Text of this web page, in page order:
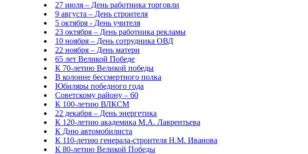
27 июля – День работника торговли
9 августа – День строителя
5 октября - День учителя
23 октября – День работника рекламы
10 ноября – День сотрудника ОВД
22 ноября – День матери
65 лет Великой Победе
К 70-летию Великой победы
В колонне бессмертного полка
Юбиляры победного года
Советскому району – 60
К 100-летию ВЛКСМ
22 декабря – День энергетика
К 120-летию академика М.А. Лаврентьева
К Дню автомобилиста
К 110-летию генерала-строителя Н.М. Иванова
К 80-летию Великой Победы